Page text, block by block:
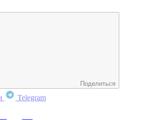
Поделиться
Telegram